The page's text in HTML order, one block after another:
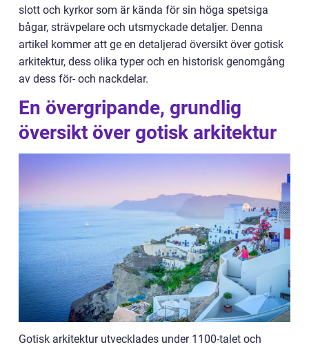
slott och kyrkor som är kända för sin höga spetsiga
bågar, strävpelare och utsmyckade detaljer. Denna
artikel kommer att ge en detaljerad översikt över gotisk
arkitektur, dess olika typer och en historisk genomgång
av dess för- och nackdelar.
En övergripande, grundlig
översikt över gotisk arkitektur
Gotisk arkitektur utvecklades under 1100-talet och